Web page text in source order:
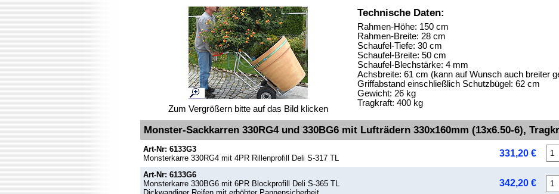
Zum Vergrößern bitte auf das Bild klicken
Technische Daten:
Rahmen-Höhe: 150 cm
Rahmen-Breite: 28 cm
Schaufel-Tiefe: 30 cm
Schaufel-Breite: 50 cm
Schaufel-Blechstärke: 4 mm
Achsbreite: 61 cm (kann auf Wunsch auch breiter
Griffabstand einschließlich Schutzbügel: 62 cm
Gewicht: 26 kg
Tragkraft: 400 kg
Monster-Sackkarren 330RG4 und 330BG6 mit Lufträdern 330x160mm (13x6.50‑6),
Art-Nr: 6133G3
Monsterkarre 330RG4 mit 4PR Rillenprofill Deli S-317 TL
331,20 €
Art-Nr: 6133G6
Monsterkarre 330BG6 mit 6PR Blockprofill Deli S-365 TL
342,20 €